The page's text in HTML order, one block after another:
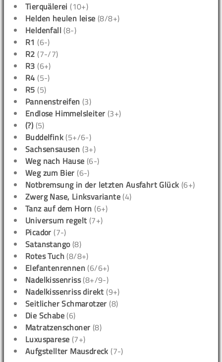
Tierquälerei (10+)
Helden heulen leise (8/8+)
Heldenfall (8-)
R1 (6-)
R2 (7-/7)
R3 (6+)
R4 (5-)
R5 (5)
Pannenstreifen (3)
Endlose Himmelsleiter (3+)
(?) (5)
Buddelfink (5+/6-)
Sachsensausen (3+)
Weg nach Hause (6-)
Weg zum Bier (6-)
Notbremsung in der letzten Ausfahrt Glück (6+)
Zwerg Nase, Linksvariante (4)
Tanz auf dem Horn (6+)
Universum regelt (7+)
Picador (7-)
Satanstango(8)
Rotes Tuch (8/8+)
Elefantenrennen (6/6+)
Nadelkissenriss(8+/9-)
Nadelkissenriss direkt (9+)
Seitlicher Schmarotzer (8)
Die Schabe (6)
Matratzenschoner (8)
Luxusparese (7+)
Aufgstellter Mausdreck (7-)